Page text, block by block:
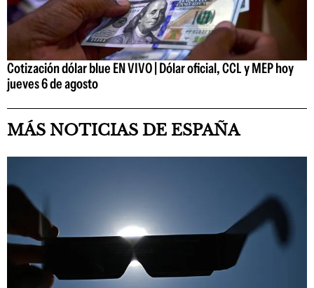
Cotización dólar blue EN VIVO | Dólar oficial, CCL y MEP hoy
jueves 6 de agosto
MÁS NOTICIAS DE ESPAÑA